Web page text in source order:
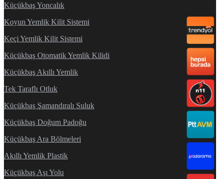
Küçükbaş Yoncalık
Koyun Yemlik Kilit Sistemi
Keçi Yemlik Kilit Sistemi
Küçükbaş Otomatik Yemlik Kilidi
Küçükbaş Akıllı Yemlik
Tek Taraflı Otluk
Küçükbaş Şamandıralı Suluk
Küçükbaş Doğum Padoğu
Küçükbaş Ara Bölmeleri
Akıllı Yemlik Plastik
Küçükbaş Aşı Yolu